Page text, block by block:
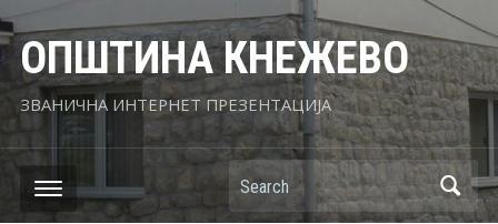
ОПШТИНА КНЕЖЕВО
ЗВАНИЧНА ИНТЕРНЕТ ПРЕЗЕНТАЦИЈА
Search